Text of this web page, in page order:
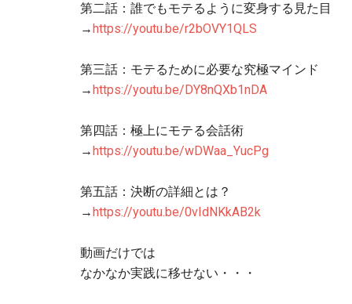
第二話：誰でもモテるように変身する見た目
→https://youtu.be/r2bOVY1QLS
第三話：モテるために必要な究極マインド
→https://youtu.be/DY8nQXb1nDA
第四話：極上にモテる会話術
→https://youtu.be/wDWaa_YucPg
第五話：決断の詳細とは？
→https://youtu.be/0vIdNKkAB2k
動画だけでは
なかなか実践に移せない・・・